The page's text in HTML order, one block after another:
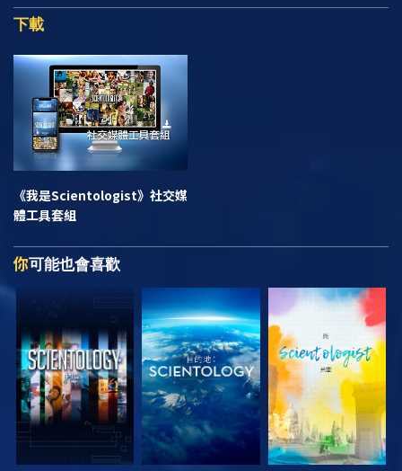
下載
《我是Scientologist》 社交媒
體工具套組
你可能也會喜歡